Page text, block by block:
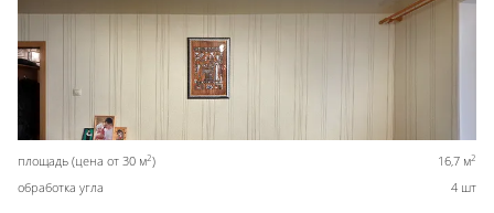
площадь (цена от 30 м2) 16,7 м2
обработка угла 4 шт